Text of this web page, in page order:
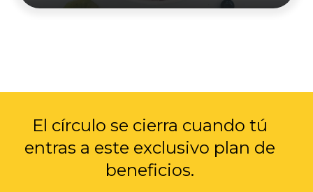
El círculo se cierra cuando tú
entras a este exclusivo plan de
beneficios.